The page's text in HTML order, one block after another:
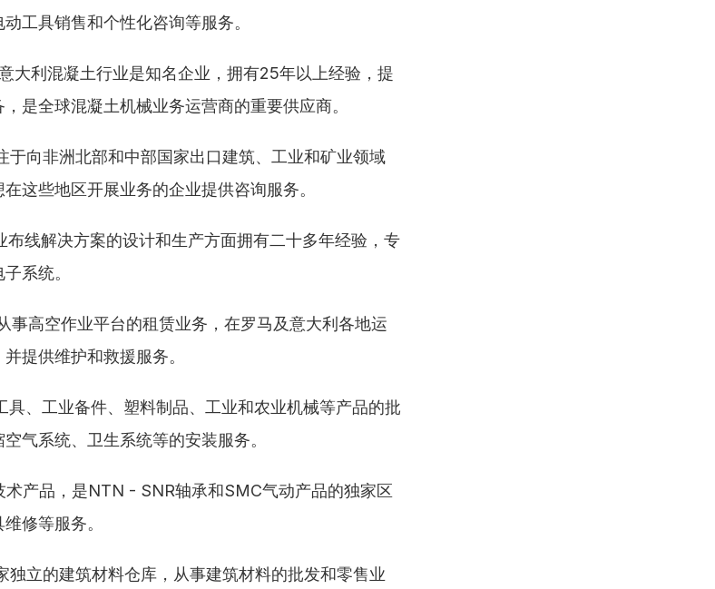
工具销售和个性化咨询等服务。
意大利混凝土行业是知名企业，拥有25年以上经验，提
是全球混凝土机械业务运营商的重要供应商。
于向非洲北部和中部国家出口建筑、工业和矿业领域
这些地区开展业务的企业提供咨询服务。
布线解决方案的设计和生产方面拥有二十多年经验，专
系统。
事高空作业平台的租赁业务，在罗马及意大利各地运
提供维护和救援服务。
具、工业备件、塑料制品、工业和农业机械等产品的批
气系统、卫生系统等的安装服务。
术产品，是NTN - SNR轴承和SMC气动产品的独家区
修等服务。
独立的建筑材料仓库，从事建筑材料的批发和零售业